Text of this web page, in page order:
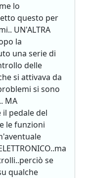
lo
questo per
UN'ALTRA
la
una serie di
delle
si attivava da
si sono
MA
il pedale del
le funzioni
se
qualche